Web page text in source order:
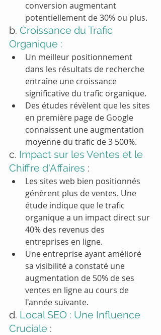
conversion augmentant
potentiellement de 30% ou plus.
b. Croissance du Trafic
Organique :
Un meilleur positionnement
dans les résultats de recherche
entraîne une croissance
significative du trafic organique.
Des études révèlent que les sites
en première page de Google
connaissent une augmentation
moyenne du trafic de 3 500%.
c. Impact sur les Ventes et le
Chiffre d'Affaires :
Les sites web bien positionnés
génèrent plus de ventes. Une
étude indique que le trafic
organique a un impact direct sur
40% des revenus des
entreprises en ligne.
Une entreprise ayant amélioré
sa visibilité a constaté une
augmentation de 50% de ses
ventes en ligne au cours de
l'année suivante.
d. Local SEO : Une Influence
Cruciale :